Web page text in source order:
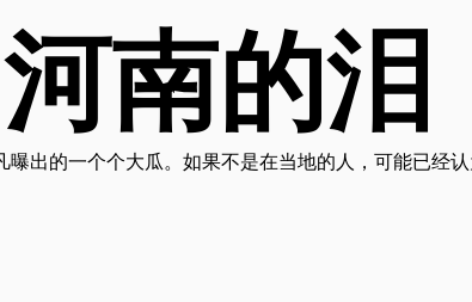
河南的泪
出的一个个大瓜。如果不是在当地的人，可能已经